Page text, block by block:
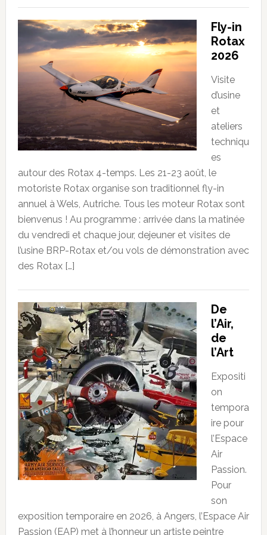
Fly-in
Rotax
2026
Visite
d’usine
et
ateliers
techniqu
es
autour des Rotax 4-temps. Les 21-23 août, le
motoriste Rotax organise son traditionnel fly-in
annuel à Wels, Autriche. Tous les moteur Rotax sont
bienvenus ! Au programme : arrivée dans la matinée
du vendredi et chaque jour, dejeuner et visites de
l’usine BRP-Rotax et/ou vols de démonstration avec
des Rotax […]
De
l’Air,
de
l’Art
Expositi
on
tempora
ire pour
l’Espace
Air
Passion.
Pour
son
exposition temporaire en 2026, à Angers, l’Espace Air
Passion (EAP) met à l’honneur un artiste peintre